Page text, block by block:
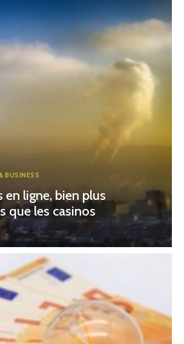
BUSINESS
en ligne, bien plus
que les casinos